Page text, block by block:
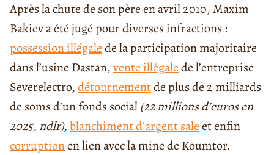
Après la chute de son père en avril 2010, Maxim
Bakiev a été jugé pour diverses infractions :
possession illégalede la participation majoritaire
dans l’usine Dastan,vente illégalede l’entreprise
Severelectro,détournementde plus de 2 milliards
de soms d’un fonds social(22 millions d’euros en
2025, ndlr),blanchiment d’argent saleet enfin
corruptionen lien avec la mine de Koumtor.